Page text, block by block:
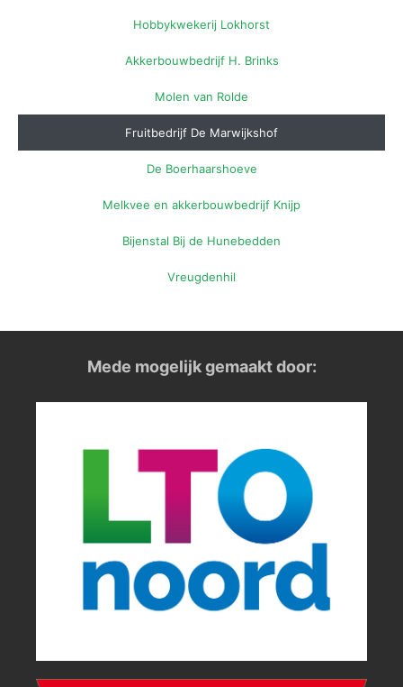
Hobbykwekerij Lokhorst
Akkerbouwbedrijf H. Brinks
Molen van Rolde
Fruitbedrijf De Marwijkshof
De Boerhaarshoeve
Melkvee en akkerbouwbedrijf Knijp
Bijenstal Bij de Hunebedden
Vreugdenhil
Mede mogelijk gemaakt door: